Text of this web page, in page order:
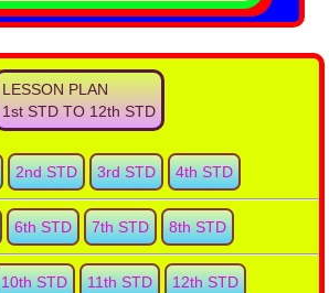
LESSON PLAN
1st STD TO 12th STD
2nd STD 3rd STD 4th STD
6th STD 7th STD 8th STD
10th STD 11th STD 12th STD